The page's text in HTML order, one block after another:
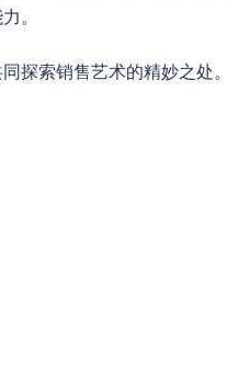
。
探索销售艺术的精妙之处。